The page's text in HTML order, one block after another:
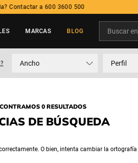
Contactar a 600 3600 500
MARCAS BLOG
Ancho Perfil
0 RESULTADOS
DE BÚSQUEDA
O bien, intenta cambiar la